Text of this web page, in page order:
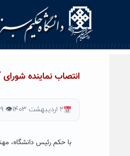
انتصاب نماینده
۲ اردیبهشت ۱۴۰۳ 👁 ۱۹ بازدید
با حکم رئیس دانشگاه،